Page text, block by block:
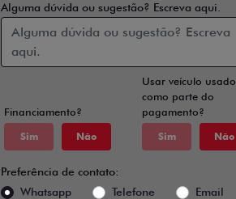
Alguma dúvida ou sugestão? Escreva aqui.
Financiamento?
Sim Não
Usar veículo usado
como parte do
pagamento?
Sim Não
Preferência de contato:
Whatsapp
Telefone Email